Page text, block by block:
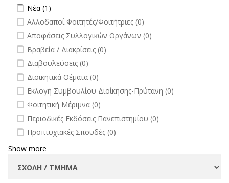
Apply Νέα filter
Νέα (1)
undefined
Αλλοδαποί Φοιτητές/Φοιτήτριες (0)
undefined
Αποφάσεις Συλλογικών Οργάνων (0)
undefined
Βραβεία / Διακρίσεις (0)
undefined
Διαβουλεύσεις (0)
undefined
Διοικητικά Θέματα (0)
undefined
Εκλογή Συμβουλίου Διοίκησης-Πρύτανη (0)
undefined
Φοιτητική Μέριμνα (0)
undefined
Περιοδικές Εκδόσεις Πανεπιστημίου (0)
undefined
Προπτυχιακές Σπουδές (0)
Show more